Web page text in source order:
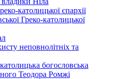
католицької єпархії
Греко-католицької
неповнолітніх та
богословська
Теодора Ромжі